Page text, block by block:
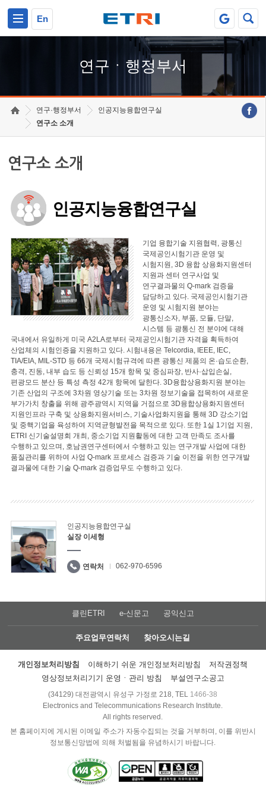
En
연구ㆍ행정부서
연구·행정부서
인공지능융합연구실
연구소 소개
연구소 소개
인공지능융합연구실
기업 융합기술 지원협력, 광통신
국제공인시험기관 운영 및
시험지원, 3D 융합 상용화지원센터
지원과 센터 연구사업 및
연구결과물의 Q-mark 검증을
담당하고 있다. 국제공인시험기관
운영 및 시험지원 분야는
광통신소자, 부품, 모듈, 단말,
시스템 등 광통신 전 분야에 대해
국내에서 유일하게 미국 A2LA로부터 국제공인시험기관 자격을 획득하여
산업체의 시험인증을 지원하고 있다. 시험내용은 Telcordia, IEEE, IEC,
TIA/EIA, MIL-STD 등 66개 국제시험규격에 따른 광통신 제품의 온·습도순환,
충격, 진동, 내부 습도 등 신뢰성 15개 항목 및 중심파장, 반사·삽입손실,
편광모드 분산 등 특성 측정 42개 항목에 달한다. 3D융합상용화지원 분야는
기존 산업의 구조에 3차원 영상기술 또는 3차원 정보기술을 접목하여 새로운
부가가치 창출을 위해 광주광역시 지역을 거점으로 3D융합상용화지원센터
지원인프라 구축 및 상용화지원서비스, 기술사업화지원을 통해 3D 강소기업
및 중핵기업을 육성하여 지역균형발전을 목적으로 있다. 또한 1실 1기업 지원,
ETRI 신기술설명회 개최, 중소기업 지원활동에 대한 고객 만족도 조사를
수행하고 있으며, 호남권연구센터에서 수행하고 있는 연구개발 사업에 대한
품질관리를 위하여 사업 Q-mark 프로세스 검증과 기술 이전을 위한 연구개발
결과물에 대한 기술 Q-mark 검증업무도 수행하고 있다.
인공지능융합연구실
실장 이세형
연락처 062-970-6596
클린ETRI e-신문고 공익신고
주요업무연락처 찾아오시는길
개인정보처리방침 이해하기 쉬운 개인정보처리방침
저작권정책
영상정보처리기기 운영ㆍ관리 방침
부설연구소공고
(34129) 대전광역시 유성구 가정로 218, TEL 1466-38
Electronics and Telecommunications Research Institute.
All rights reserved.
본 홈페이지에 게시된 이메일 주소가 자동수집되는 것을 거부하며, 이를 위반시
정보통신망법에 의해 처벌됨을 유념하시기 바랍니다.